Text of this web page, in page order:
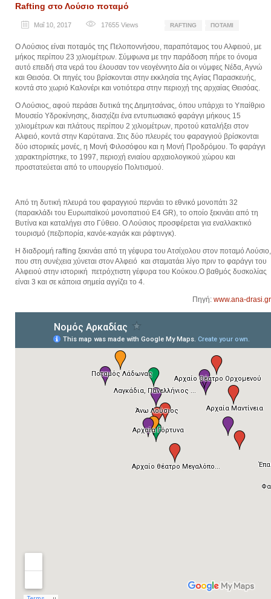
Rafting στο Λούσιο ποταμό
Μαΐ 10, 2017 17655 Views RAFTING ΠΟΤΆΜΙ
Ο Λούσιος είναι ποταμός της Πελοποννήσου, παραπόταμος του Αλφειού, με
μήκος περίπου 23 χιλιομέτρων. Σύμφωνα με την παράδοση πήρε το όνομα
αυτό επειδή στα νερά του έλουσαν τον νεογέννητο Δία οι νύμφες Νέδα, Αγνώ
και Θεισόα. Οι πηγές του βρίσκονται στην εκκλησία της Αγίας Παρασκευής,
κοντά στο χωριό Καλονέρι και νοτιότερα στην περιοχή της αρχαίας Θεισόας.
Ο Λούσιος, αφού περάσει δυτικά της Δημητσάνας, όπου υπάρχει το Υπαίθριο
Μουσείο Υδροκίνησης, διασχίζει ένα εντυπωσιακό φαράγγι μήκους 15
χιλιομέτρων και πλάτους περίπου 2 χιλιομέτρων, προτού καταλήξει στον
Αλφειό, κοντά στην Καρύταινα. Στις δύο πλευρές του φαραγγιού βρίσκονται
δύο ιστορικές μονές, η Μονή Φιλοσόφου και η Μονή Προδρόμου. Το φαράγγι
χαρακτηρίστηκε, το 1997, περιοχή ενιαίου αρχαιολογικού χώρου και
προστατεύεται από το υπουργείο Πολιτισμού.
Από τη δυτική πλευρά του φαραγγιού περνάει το εθνικό μονοπάτι 32
(παρακλάδι του Ευρωπαϊκού μονοπατιού Ε4 GR), το οποίο ξεκινάει από τη
Βυτίνα και καταλήγει στο Γύθειο. Ο Λούσιος προσφέρεται για εναλλακτικό
τουρισμό (πεζοπορία, κανόε-καγιάκ και ράφτινγκ).
Η διαδρομή rafting ξεκινάει από τη γέφυρα του Ατσίχολου στον ποταμό Λούσιο,
που στη συνέχεια χύνεται στον Αλφειό και σταματάει λίγο πριν το φαράγγι του
Αλφειού στην ιστορική πετρόχτιστη γέφυρα του Κούκου.Ο βαθμός δυσκολίας
είναι 3 και σε κάποια σημεία αγγίζει το 4.
Πηγή: www.ana-drasi.gr